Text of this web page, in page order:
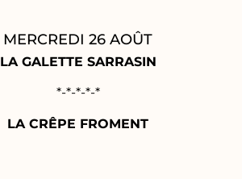
MERCREDI 26 AOÛT
LA GALETTE SARRASIN
*-*-*-*-*
LA CRÊPE FROMENT